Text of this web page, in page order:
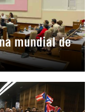
mundial de